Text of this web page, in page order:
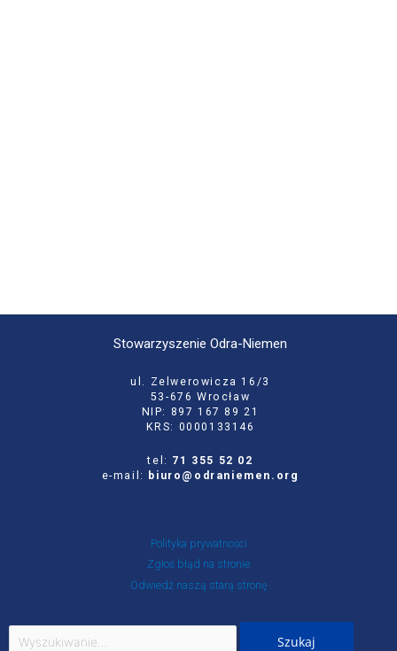
Stowarzyszenie Odra-Niemen
ul. Zelwerowicza 16/3
53-676 Wrocław
NIP: 897 167 89 21
KRS: 0000133146
tel: 71 355 52 02
e-mail:
biuro@odraniemen.org
Polityka prywatności
Zgłoś błąd na stronie
Odwiedź naszą starą stronę
Szukaj
dla: